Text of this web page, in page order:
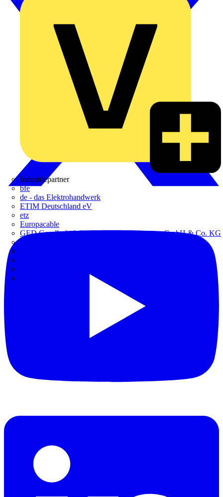
Industriepartner
bfe
de - das Elektrohandwerk
ETIM Deutschland eV
etz
Europacable
GED Gesellschaft für Energiedienstleistung - GmbH & Co. KG